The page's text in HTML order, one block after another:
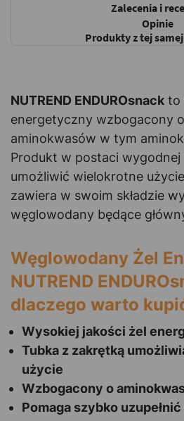
Zalecenia i
Opinie
Produkty z tej
NUTREND ENDUROsnack to
energetyczny wzbogacony
aminokwasów w tym
Produkt w postaci
umożliwić wielokrotne
zawiera w swoim składzie
węglowodany będące
Węglowodany Żel
NUTREND
dlaczego warto
Wysokiej jakości żel
Tubka z zakrętką
użycie
Wzbogacony o
Pomaga szybko